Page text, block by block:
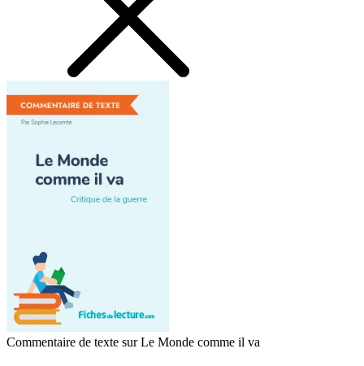
Commentaire de texte sur Le Monde comme il va